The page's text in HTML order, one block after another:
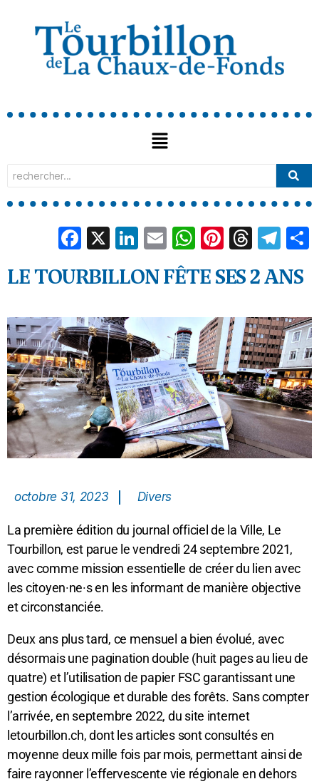
Facebook
X LinkedIn
EmailWhatsApp
Pinterest
LE TOURBILLON FÊTE SES 2 ANS
octobre 31, 2023 Divers
La première édition du journal officiel de la Ville, Le
Tourbillon, est parue le vendredi 24 septembre 2021,
avec comme mission essentielle de créer du lien avec
les citoyen·ne·s en les informant de manière objective
et circonstanciée.
Deux ans plus tard, ce mensuel a bien évolué, avec
désormais une pagination double (huit pages au lieu de
quatre) et l’utilisation de papier FSC garantissant une
gestion écologique et durable des forêts. Sans compter
l’arrivée, en septembre 2022, du site internet
letourbillon.ch, dont les articles sont consultés en
moyenne deux mille fois par mois, permettant ainsi de
faire rayonner l’effervescente vie régionale en dehors